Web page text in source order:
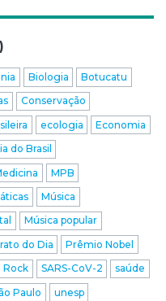
Biologia
Botucatu
Conservação
ecologia
Economia
do Brasil
MPB
Música
Música popular
do Dia
Prêmio Nobel
Rock SARS-CoV-2
saúde
Paulo
unesp